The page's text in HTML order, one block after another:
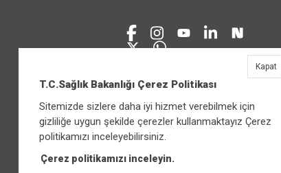
T.C.Sağlık Bakanlığı Çerez Politikası
Sitemizde sizlere daha iyi hizmet verebilmek için
gizliliğe uygun şekilde çerezler kullanmaktayız Çerez
politikamızı inceleyebilirsiniz.
Çerez politikamızı inceleyin.
Kapat